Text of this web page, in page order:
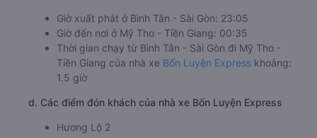
Giờ xuất phát ở Bình Tân - Sài Gòn: 23:05
Giờ đến nơi ở Mỹ Tho - Tiền Giang: 00:35
Thời gian chạy từ Bình Tân - Sài Gòn đi Mỹ Tho -
Tiền Giang của nhà xe Bốn Luyện Express khoảng:
1.5 giờ
d. Các điểm đón khách của nhà xe Bốn Luyện Express
Hương Lộ 2